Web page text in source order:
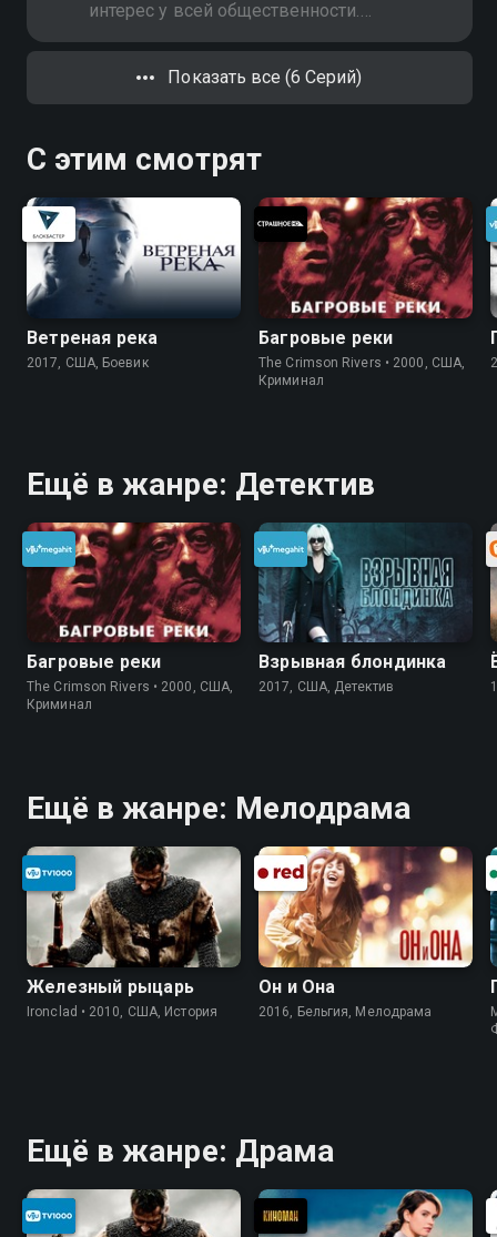
интерес у всей общественности.
Оно оказывается неудачным, но
Корсаков впадает в кому. Сможет
ли герой из неё выйти?
Показать все (6 Серий)
С этим смотрят
Ветреная река
2017, США, Боевик
Багровые реки
The Crimson Rivers • 2000, США,
Криминал
Ещё в жанре: Детектив
Багровые реки
The Crimson Rivers • 2000, США,
Криминал
Взрывная блондинка
2017, США, Детектив
Ещё в жанре: Мелодрама
Железный рыцарь
Ironclad • 2010, США, История
Он и Она
2016, Бельгия, Мелодрама
Ещё в жанре: Драма